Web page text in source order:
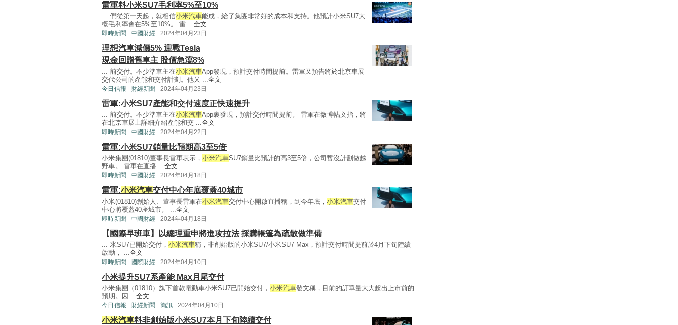
雷軍料小米SU7毛利率5%至10%
... 們從第一天起，就相信小米汽車能成，給了集團非常好的成本和支持。他預計小米SU7大
概毛利率會在5%至10%。 雷 ...全文
即時新聞 中國財經 2024年04月23日
理想汽車減價5% 迎戰Tesla
現金回贈舊車主 股價急瀉8%
... 前交付。不少準車主在小米汽車App發現，預計交付時間提前。雷軍又預告將於北京車展
交代公司的產能和交付計劃。他又 ...全文
今日信報 財經新聞 2024年04月23日
雷軍:小米SU7產能和交付速度正快速提升
... 前交付。不少準車主在小米汽車App裏發現，預計交付時間提前。 雷軍在微博帖文指，將
在北京車展上詳細介紹產能和交 ...全文
即時新聞 中國財經 2024年04月22日
雷軍:小米SU7銷量比預期高3至5倍
小米集團(01810)董事長雷軍表示， 小米汽車SU7銷量比預計的高3至5倍，公司暫沒計劃做越
野車。 雷軍在直播 ...全文
即時新聞 中國財經 2024年04月18日
雷軍:小米汽車交付中心年底覆蓋40城市
小米(01810)創始人、董事長雷軍在小米汽車交付中心開啟直播稱，到今年底， 小米汽車交付
中心將覆蓋40座城市。 ...全文
即時新聞 中國財經 2024年04月18日
【國際早班車】以總理重申將進攻拉法 採購帳篷為疏散做準備
... 米SU7已開始交付， 小米汽車稱，非創始版的小米SU7/小米SU7 Max，預計交付時間提前於4月下旬陸續
啟動， ...全文
即時新聞 國際財經 2024年04月10日
小米提升SU7系產能 Max月尾交付
小米集團（01810）旗下首款電動車小米SU7已開始交付， 小米汽車發文稱，目前的訂單量大大超出上市前的
預期。因 ...全文
今日信報 財經新聞 簡訊 2024年04月10日
小米汽車料非創始版小米SU7本月下旬陸續交付